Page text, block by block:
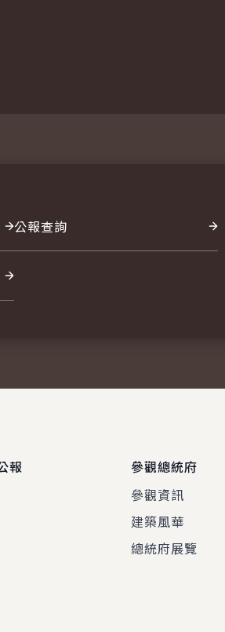
公報查詢
報
參觀總統府
參觀資訊
建築風華
總統府展覽